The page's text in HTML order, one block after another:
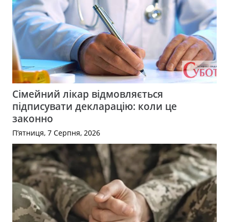
Сімейний лікар відмовляється
підписувати декларацію: коли це
законно
П’ятниця, 7 Серпня, 2026